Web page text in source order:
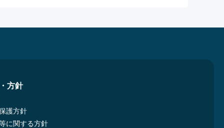
方針
護方針
に関する方針